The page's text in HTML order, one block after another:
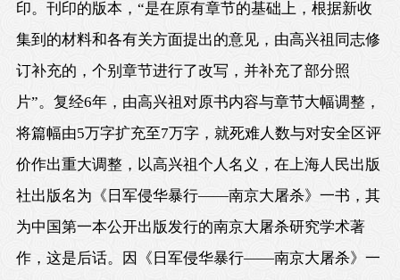
印。刊印的版本，“是在原有章节的基础上，根据新收
集到的材料和各有关方面提出的意见，由高兴祖同志修
订补充的，个别章节进行了改写，并补充了部分照
片”。复经6年，由高兴祖对原书内容与章节大幅调整，
将篇幅由5万字扩充至7万字，就死难人数与对安全区评
价作出重大调整，以高兴祖个人名义，在上海人民出版
社出版名为《日军侵华暴行——南京大屠杀》一书，其
为中国第一本公开出版发行的南京大屠杀研究学术著
作，这是后话。因《日军侵华暴行——南京大屠杀》一